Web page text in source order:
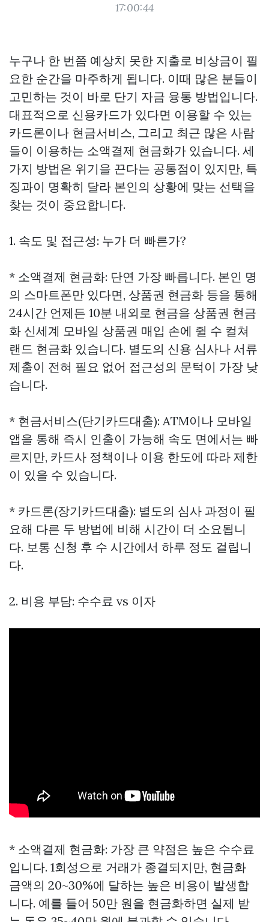
17:00:44
누구나 한 번쯤 예상치 못한 지출로 비상금이 필
요한 순간을 마주하게 됩니다. 이때 많은 분들이
고민하는 것이 바로 단기 자금 융통 방법입니다.
대표적으로 신용카드가 있다면 이용할 수 있는
카드론이나 현금서비스, 그리고 최근 많은 사람
들이 이용하는 소액결제 현금화가 있습니다. 세
가지 방법은 위기을 끈다는 공통점이 있지만, 특
징과이 명확히 달라 본인의 상황에 맞는 선택을
찾는 것이 중요합니다.
1. 속도 및 접근성: 누가 더 빠른가?
* 소액결제 현금화: 단연 가장 빠릅니다. 본인 명
의 스마트폰만 있다면, 상품권 현금화 등을 통해
24시간 언제든 10분 내외로 현금을 상품권 현금
화 신세계 모바일 상품권 매입 손에 쥘 수 컬쳐
랜드 현금화 있습니다. 별도의 신용 심사나 서류
제출이 전혀 필요 없어 접근성의 문턱이 가장 낮
습니다.
* 현금서비스(단기카드대출): ATM이나 모바일
앱을 통해 즉시 인출이 가능해 속도 면에서는 빠
르지만, 카드사 정책이나 이용 한도에 따라 제한
이 있을 수 있습니다.
* 카드론(장기카드대출): 별도의 심사 과정이 필
요해 다른 두 방법에 비해 시간이 더 소요됩니
다. 보통 신청 후 수 시간에서 하루 정도 걸립니
다.
2. 비용 부담: 수수료 vs 이자
* 소액결제 현금화: 가장 큰 약점은 높은 수수료
입니다. 1회성으로 거래가 종결되지만, 현금화
금액의 20~30%에 달하는 높은 비용이 발생합
니다. 예를 들어 50만 원을 현금화하면 실제 받